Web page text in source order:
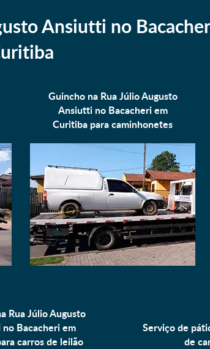
Ansiutti no
Guincho na Rua Júlio Augusto
Ansiutti no Bacacheri em
Curitiba paracaminhonetes
Rua Júlio Augusto
Bacacheri em
carros de leilão
Serviço de
de